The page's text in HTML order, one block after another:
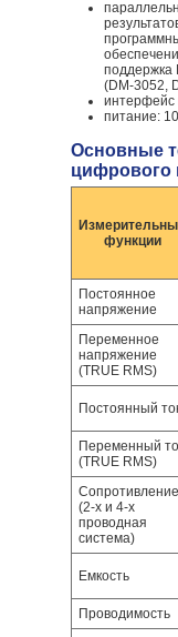
поддержка
(DM-3052,
интерфейс
питание:
Основные
цифрового
функции
Постоянное
напряжение
Переменное
напряжение
(TRUE RMS)
Постоянный
Переменный
(TRUE RMS)
Сопротивление
(2-х и 4-х
проводная
система)
Емкость
Проводимость